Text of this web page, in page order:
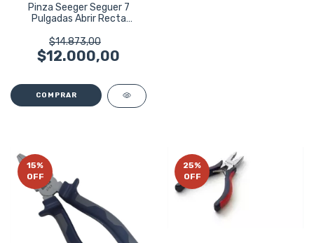
Pinza Seeger Seguer 7
Pulgadas Abrir Recta
$14.873,00
$12.000,00
15%
OFF
25%
OFF